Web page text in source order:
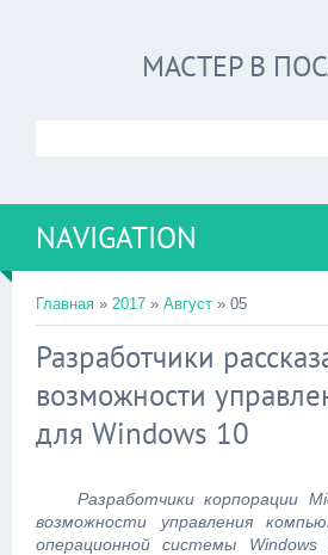
МАСТЕР В
NAVIGATION
Главная » 2017 » Август » 05
Разработчики
возможности
для Windows 10
Разработчики корпорации
возможности управления
операционной системы